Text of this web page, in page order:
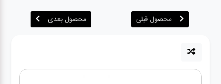
کارواش
محصول قبلی محصول بعدی